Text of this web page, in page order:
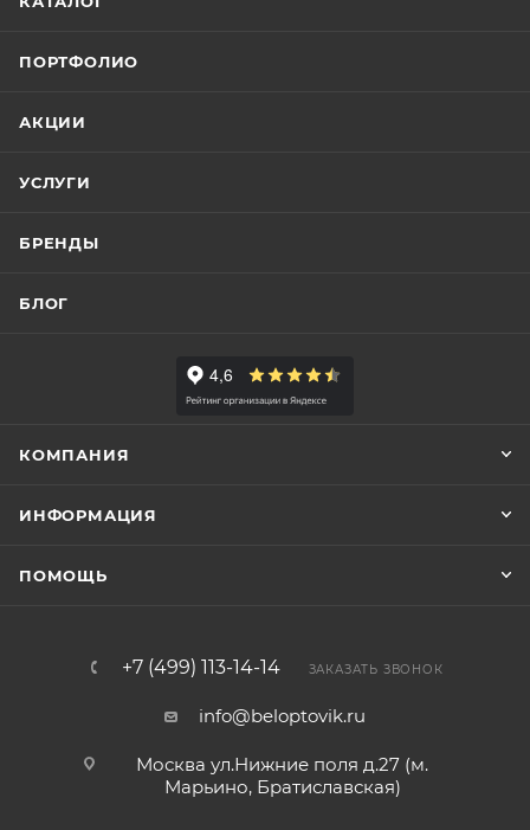
ПОРТФОЛИО
АКЦИИ
УСЛУГИ
БРЕНДЫ
БЛОГ
КОМПАНИЯ
ИНФОРМАЦИЯ
ПОМОЩЬ
+7 (499) 113-14-14 ЗАКАЗАТЬ ЗВОНОК
info@beloptovik.ru
Москва ул.Нижние поля д.27 (м.
Марьино, Братиславская)